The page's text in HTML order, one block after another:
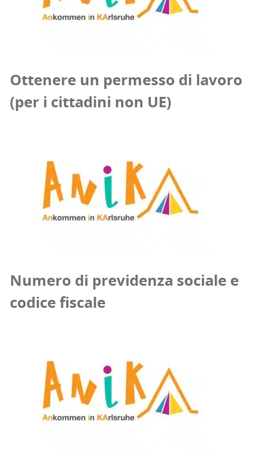
Ottenere un permesso di lavoro
(per i cittadini non UE)
Numero di previdenza sociale e
codice fiscale